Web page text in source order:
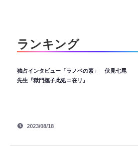
ランキング
独占インタビュー「ラノベの素」 伏見七尾
先生『獄門撫子此処ニ在リ』
2023/08/18